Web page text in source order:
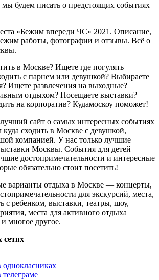
будем писать о предстоящих событиях
«Бежим впереди ЧС» 2021. Описание,
работы, фотографии и отзывы. Всё о
в Москве? Ищете где погулять
с парнем или девушкой? Выбираете
Ищете развлечения на выходные?
отдыхом? Посещаете выставки?
на корпоратив? Кудамоскоу поможет!
сайт о самых интересных событиях
сходить в Москве с девушкой,
компанией. У нас только лучшие
Москвы. События для детей
достопримечательности и интересные
обязательно стоит посетить!
варианты отдыха в Москве — концерты,
для экскурсий, места,
с ребенком, выставки, театры, шоу,
места для активного отдыха
многое другое.
однокласниках